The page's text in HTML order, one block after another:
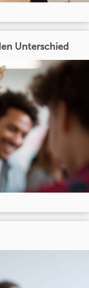
Unterschied